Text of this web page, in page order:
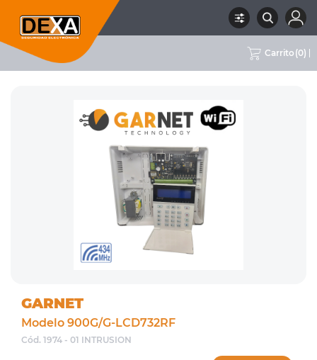
Carrito (0)
MARCA
GARNET
Modelo 900G/G-LCD732RF
Cód. 1974 - 01 INTRUSION